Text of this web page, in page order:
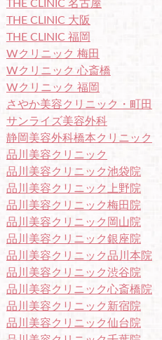
THE CLINIC 名古屋
THE CLINIC 大阪
THE CLINIC 福岡
Wクリニック 梅田
Wクリニック 心斎橋
Wクリニック 福岡
さやか美容クリニック・町田
サンライズ美容外科
静岡美容外科橋本クリニック
品川美容クリニック
品川美容クリニック池袋院
品川美容クリニック上野院
品川美容クリニック梅田院
品川美容クリニック岡山院
品川美容クリニック銀座院
品川美容クリニック品川本院
品川美容クリニック渋谷院
品川美容クリニック心斎橋院
品川美容クリニック新宿院
品川美容クリニック仙台院